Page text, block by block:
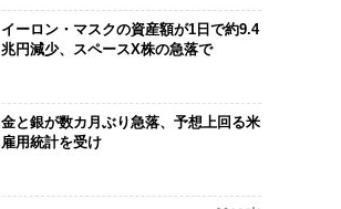
イーロン・マスクの資産額が1日で約9.4
兆円減少、スペースX株の急落で
金と銀が数カ月ぶり急落、予想上回る米
雇用統計を受け